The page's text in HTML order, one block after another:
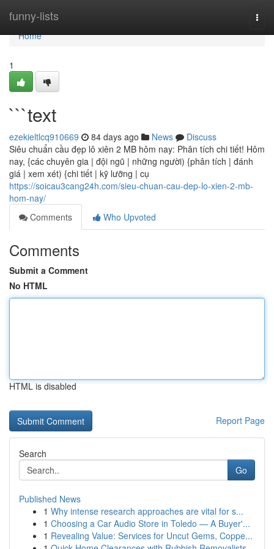
funny-lists
Home
Home
1
```text
ezekieltlcq910669 84 days ago News
Discuss
Siêu chuẩn cầu đẹp lô xiên 2 MB hôm nay: Phân tích chi tiết! Hôm
nay, {các chuyên gia | đội ngũ | những người) {phân tích | đánh
giá | xem xét) {chi tiết | kỹ lưỡng | cụ
https://soicau3cang24h.com/sieu-chuan-cau-dep-lo-xien-2-mb-
hom-nay/
Comments
Who Upvoted
Comments
Submit a Comment
No HTML
HTML is disabled
Report Page
Search
Go
Published News
1 Why intense research approaches are vital for s...
1 Choosing a Car Audio Store in Toledo — A Buyer'...
1 Revealing Value: Services for Uncut Gems, Coppe...